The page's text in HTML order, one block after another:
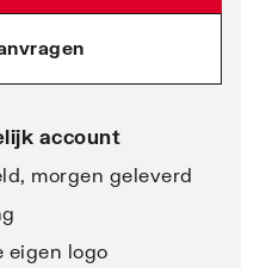
account
morgen geleverd
eigen logo